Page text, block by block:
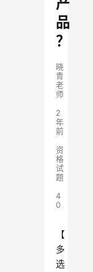
品
？
晓
青
老
师
2
年
前
资
格
试
题
4
0
【
多
选